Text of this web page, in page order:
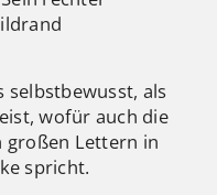
selbstbewusst, als
wofür auch die
großen Lettern in
spricht.